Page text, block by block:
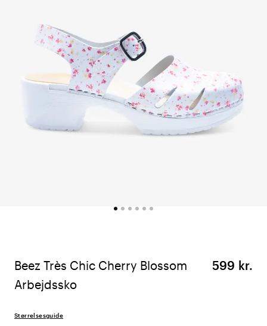
Beez Très Chic Cherry Blossom
Arbejdssko
599 kr.
Størrelsesguide